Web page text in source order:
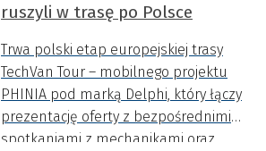
ruszyli w trasę po Polsce
Trwa polski etap europejskiej trasy
TechVan Tour – mobilnego projektu
PHINIA pod marką Delphi, który łączy
prezentację oferty z bezpośrednimi
spotkaniami z mechanikami oraz